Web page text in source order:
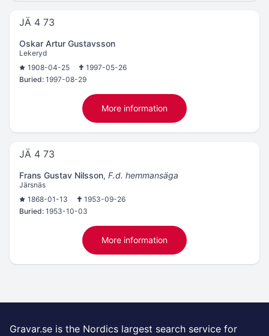
JÄ 4 73
Oskar Artur Gustavsson
Lekeryd
1908-04-25
1997-05-26
Buried: 1997-08-29
More information
JÄ 4 73
Frans Gustav Nilsson, F.d. hemmansäga
Järsnäs
1868-01-13
1953-09-26
Buried: 1953-10-03
More information
Gravar.se is the Nordics largest search service for